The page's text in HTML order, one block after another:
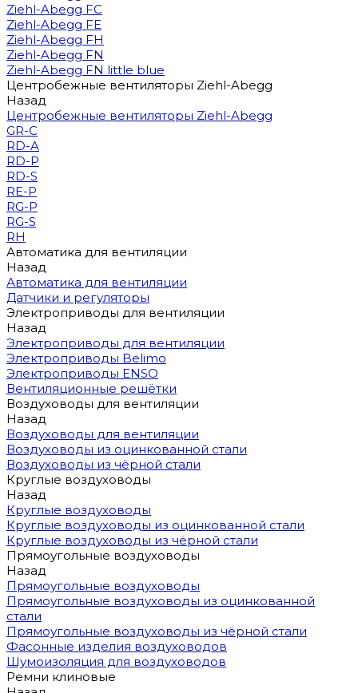
Ziehl-Abegg FC
Ziehl-Abegg FE
Ziehl-Abegg FH
Ziehl-Abegg FN
Ziehl-Abegg FN little blue
Центробежные вентиляторы Ziehl-Abegg
Назад
Центробежные вентиляторы Ziehl-Abegg
GR-C
RD-A
RD-P
RD-S
RE-P
RG-P
RG-S
RH
Автоматика для вентиляции
Назад
Автоматика для вентиляции
Датчики и регуляторы
Электроприводы для вентиляции
Назад
Электроприводы для вентиляции
Электроприводы Belimo
Электроприводы ENSO
Вентиляционные решётки
Воздуховоды для вентиляции
Назад
Воздуховоды для вентиляции
Воздуховоды из оцинкованной стали
Воздуховоды из чёрной стали
Круглые воздуховоды
Назад
Круглые воздуховоды
Круглые воздуховоды из оцинкованной стали
Круглые воздуховоды из чёрной стали
Прямоугольные воздуховоды
Назад
Прямоугольные воздуховоды
Прямоугольные воздуховоды из оцинкованной
стали
Прямоугольные воздуховоды из чёрной стали
Фасонные изделия воздуховодов
Шумоизоляция для воздуховодов
Ремни клиновые